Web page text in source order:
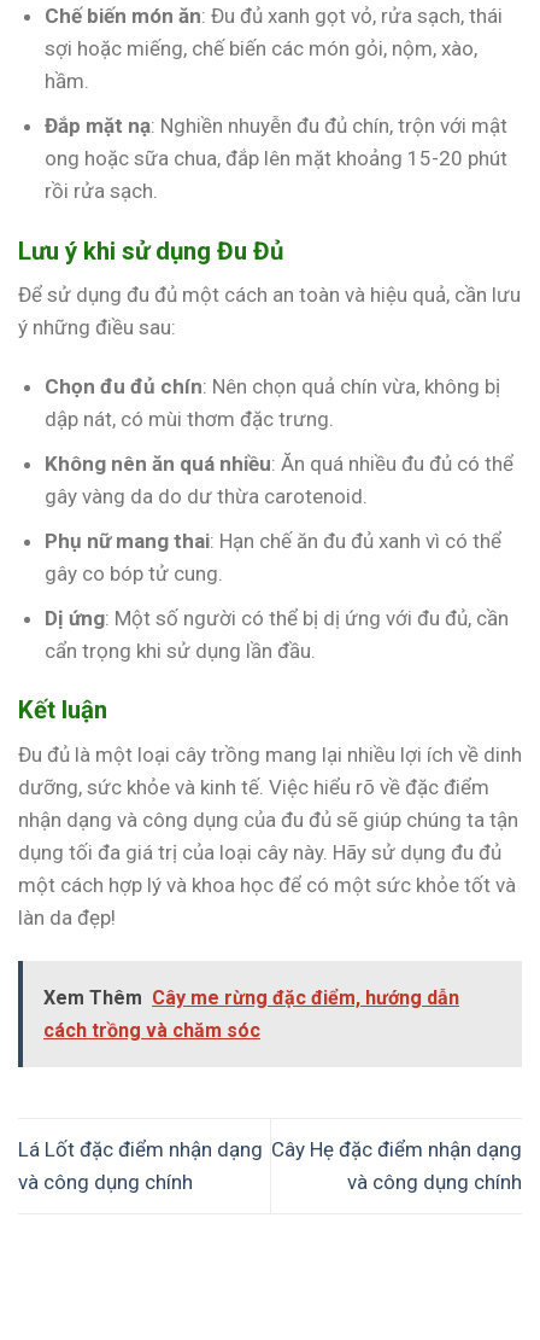
Chế biến món ăn: Đu đủ xanh gọt vỏ, rửa sạch, thái
sợi hoặc miếng, chế biến các món gỏi, nộm, xào,
hầm.
Đắp mặt nạ: Nghiền nhuyễn đu đủ chín, trộn với mật
ong hoặc sữa chua, đắp lên mặt khoảng 15-20 phút
rồi rửa sạch.
Lưu ý khi sử dụng Đu Đủ
Để sử dụng đu đủ một cách an toàn và hiệu quả, cần lưu
ý những điều sau:
Chọn đu đủ chín: Nên chọn quả chín vừa, không bị
dập nát, có mùi thơm đặc trưng.
Không nên ăn quá nhiều: Ăn quá nhiều đu đủ có thể
gây vàng da do dư thừa carotenoid.
Phụ nữ mang thai: Hạn chế ăn đu đủ xanh vì có thể
gây co bóp tử cung.
Dị ứng: Một số người có thể bị dị ứng với đu đủ, cần
cẩn trọng khi sử dụng lần đầu.
Kết luận
Đu đủ là một loại cây trồng mang lại nhiều lợi ích về dinh
dưỡng, sức khỏe và kinh tế. Việc hiểu rõ về đặc điểm
nhận dạng và công dụng của đu đủ sẽ giúp chúng ta tận
dụng tối đa giá trị của loại cây này. Hãy sử dụng đu đủ
một cách hợp lý và khoa học để có một sức khỏe tốt và
làn da đẹp!
Xem Thêm Cây me rừng đặc điểm, hướng dẫn
cách trồng và chăm sóc
Lá Lốt đặc điểm nhận dạng
và công dụng chính
Cây Hẹ đặc điểm nhận dạng
và công dụng chính